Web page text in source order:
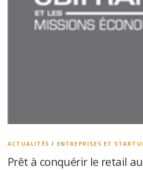
日本語
ACTUALITÉS / ENTREPRISES ET
Prêt à conquérir le retail au